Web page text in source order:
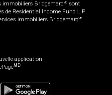
immobiliers BridgemarqMD
sont
de Residential Income Fund L.P.
immobiliers BridgemarqMD
application
MD